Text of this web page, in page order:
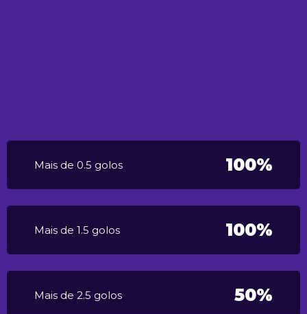
Mais de 0.5 golos 100%
Mais de 1.5 golos 100%
Mais de 2.5 golos 50%